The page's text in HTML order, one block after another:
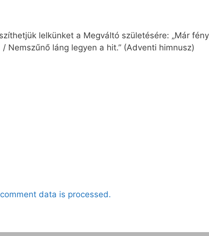
lelkünket a Megváltó születésére: „Már
Nemszűnő láng legyen a hit.” (Adventi himnusz)
data is processed.